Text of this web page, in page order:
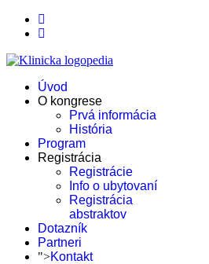
Úvod
O kongrese
Prvá informácia
História
Program
Registrácia
Registrácie
Info o ubytovaní
Registrácia
abstraktov
Dotazník
Partneri
">Kontakt